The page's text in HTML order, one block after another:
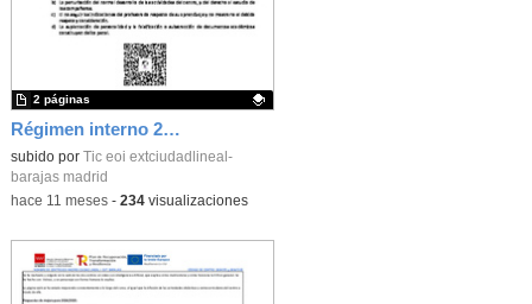
Régimen interno 2025
Contenido educativo.
subido por Tic eoi extciudadlineal-
barajas madrid
2 páginas
-hace 11 meses- 234visualizaciones